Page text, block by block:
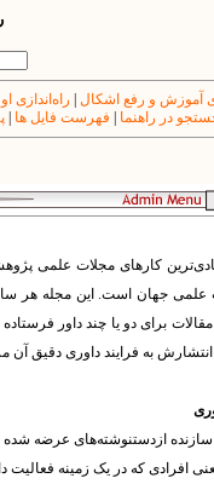
آموزش و رفع اشکال راه‌اندازی
در راهنما
فهرست فایل ها
کارهای مجلات علمی
انتشارش به فرایند داوری دقیق